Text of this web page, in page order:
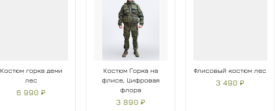
Костюм горка деми
лес
6 990 ₽
Костюм Горка на
флисе, Цифровая
флора
3 890 ₽
Флисовый костюм лес
3 490 ₽